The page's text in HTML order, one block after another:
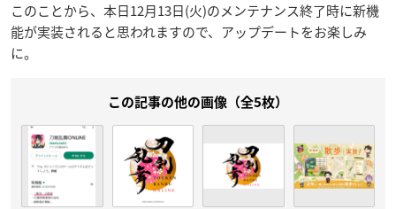
このことから、本日12月13日(火)のメンテナンス終了時に新機
能が実装されると思われますので、アップデートをお楽しみ
に。
この記事の他の画像（全5枚）